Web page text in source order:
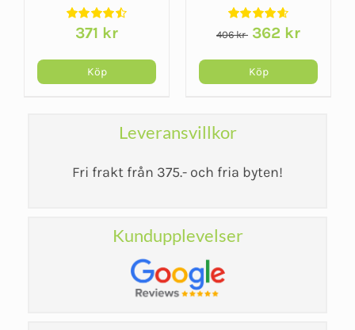
McKenzie
371 kr
Köp
- Wrist Lacer
406kr Det
priset
362 krDet
Köp
Leveransvillkor
Fri frakt från 375.- och fria byten!
Kundupplevelser